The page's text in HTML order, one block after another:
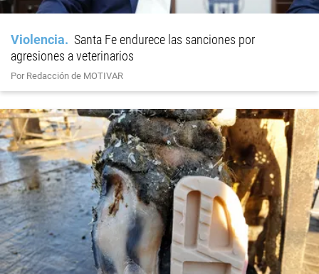
Violencia
Santa Fe endurece las sanciones por
agresiones a veterinarios
Por Redacción de MOTIVAR